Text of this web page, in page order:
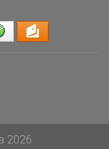
2026